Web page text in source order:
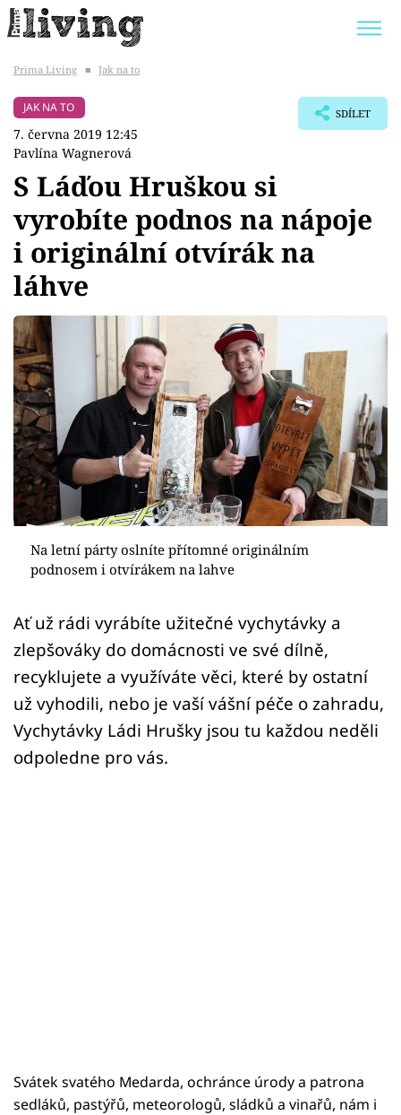
BYDLENÍ SLAVNÝCH
Témata
Bydlení
Zahrada
Design
Sledujte prima+
Přihlášení
Sledujte nás
Prima Living ■ Jak na to
JAK NA TO
7. června 2019 12:45
Pavlína Wagnerová
SDÍLET
S Láďou Hruškou si
vyrobíte podnos na nápoje
i originální otvírák na
láhve
Na letní párty oslníte přítomné originálním
podnosem i otvírákem na lahve
Ať už rádi vyrábíte užitečné vychytávky a
zlepšováky do domácnosti ve své dílně,
recyklujete a využíváte věci, které by ostatní
už vyhodili, nebo je vaší vášní péče o zahradu,
Vychytávky Ládi Hrušky jsou tu každou neděli
odpoledne pro vás.
Svátek svatého Medarda, ochránce úrody a patrona
sedláků, pastýřů, meteorologů, sládků a vinařů, nám i